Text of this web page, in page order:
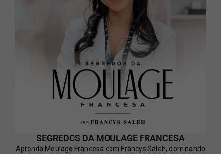
SEGREDOS DA MOULAGE FRANCESA
Aprenda Moulage Francesa com Francys Saleh, dominando